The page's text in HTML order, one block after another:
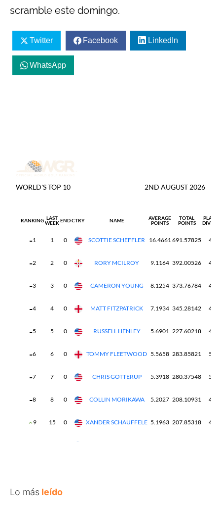
scramble este domingo.
Twitter Facebook LinkedIn
WhatsApp
Lo más leído